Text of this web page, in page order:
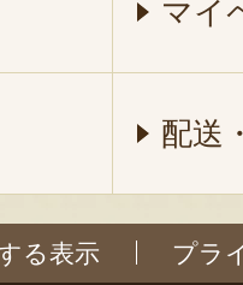
マイ
配送
る表示 プラ